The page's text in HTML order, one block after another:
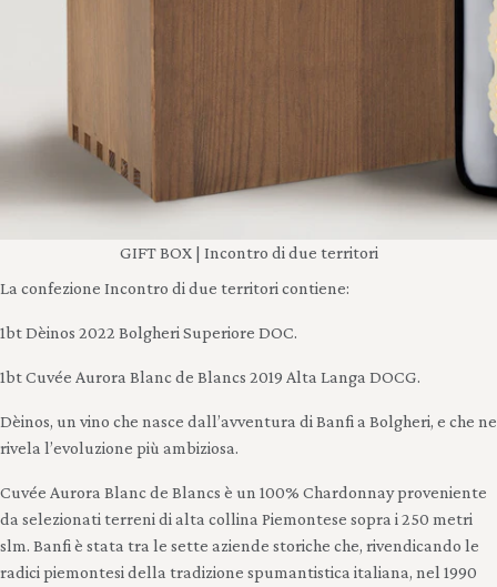
GIFT BOX | Incontro di due territori
La confezione Incontro di due territori contiene:
1bt Dèinos 2022 Bolgheri Superiore DOC.
1bt Cuvée Aurora Blanc de Blancs 2019 Alta Langa DOCG.
Dèinos, un vino che nasce dall’avventura di Banfi a Bolgheri, e che ne
rivela l’evoluzione più ambiziosa.
Cuvée Aurora Blanc de Blancs è un 100% Chardonnay proveniente
da selezionati terreni di alta collina Piemontese sopra i 250 metri
slm. Banfi è stata tra le sette aziende storiche che, rivendicando le
radici piemontesi della tradizione spumantistica italiana, nel 1990